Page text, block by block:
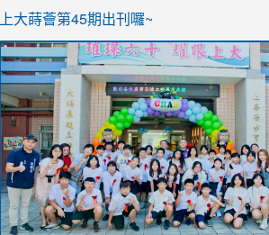
ink
https://sites.google.com/stes.tyc.edu.tw/
link
https://sites.google.com/stes.tyc.edu.tw/
上大蒔薈第45期出刊囉~